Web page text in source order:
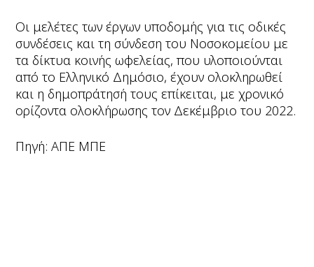
Οι μελέτες των έργων υποδομής για τις οδικές
συνδέσεις και τη σύνδεση του Νοσοκομείου με
τα δίκτυα κοινής ωφελείας, που υλοποιούνται
από το Ελληνικό Δημόσιο, έχουν ολοκληρωθεί
και η δημοπράτησή τους επίκειται, με χρονικό
ορίζοντα ολοκλήρωσης τον Δεκέμβριο του 2022.
Πηγή: ΑΠΕ ΜΠΕ